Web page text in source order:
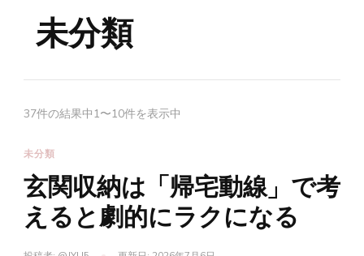
未分類
37件の結果中1〜10件を表示中
未分類
玄関収納は「帰宅動線」で考
えると劇的にラクになる